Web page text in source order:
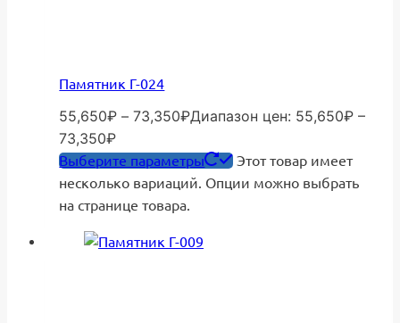
Памятник Г-024
55,650₽ – 73,350₽Диапазон цен: 55,650₽ –
73,350₽
Выберите параметры
Этот товар имеет
несколько вариаций. Опции можно выбрать
на странице товара.